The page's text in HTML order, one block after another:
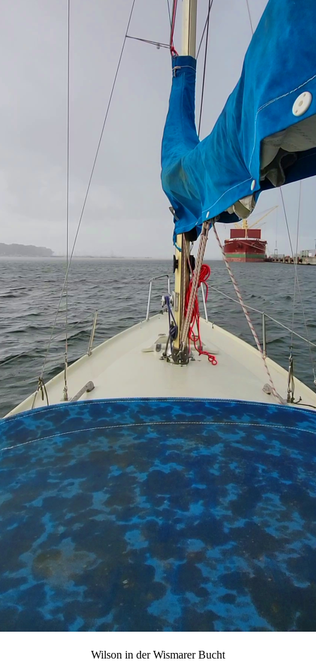
Wilson in der Wismarer Bucht